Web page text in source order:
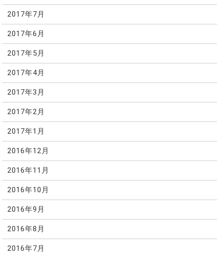
2017年7月
2017年6月
2017年5月
2017年4月
2017年3月
2017年2月
2017年1月
2016年12月
2016年11月
2016年10月
2016年9月
2016年8月
2016年7月